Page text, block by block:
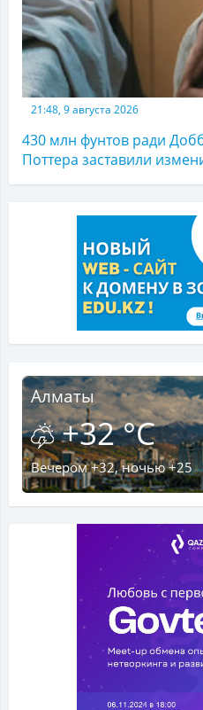
21:48, 9 августа 2026
430 млн фунтов ради
Поттера заставили
Алматы
+32 °C
Вечером +32, ночью +25